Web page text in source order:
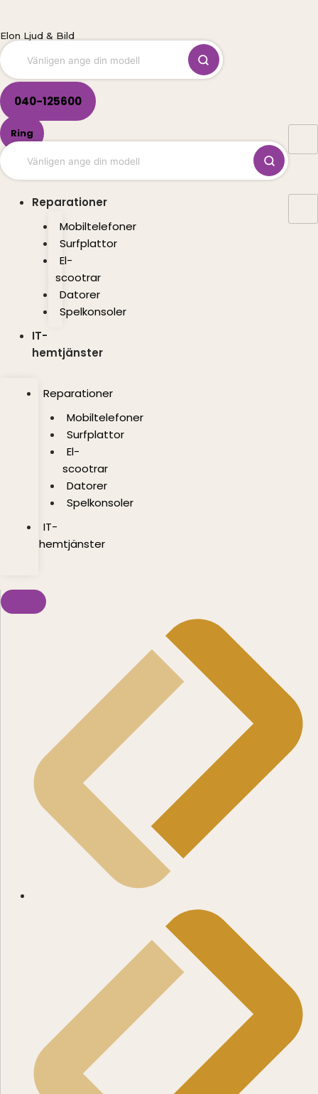
innehåll
Elon Ljud & Bild
040-125600
Ring
Reparationer
Mobiltelefoner
Surfplattor
El-
scootrar
Datorer
Spelkonsoler
IT-
hemtjänster
Reparationer
Mobiltelefoner
Surfplattor
El-
scootrar
Datorer
Spelkonsoler
IT-
hemtjänster